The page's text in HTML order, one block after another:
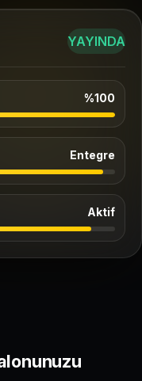
YAYINDA
%100
Entegre
Aktif